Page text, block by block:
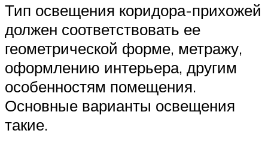
Тип освещения коридора-прихожей
должен соответствовать ее
геометрической форме, метражу,
оформлению интерьера, другим
особенностям помещения.
Основные варианты освещения
такие.